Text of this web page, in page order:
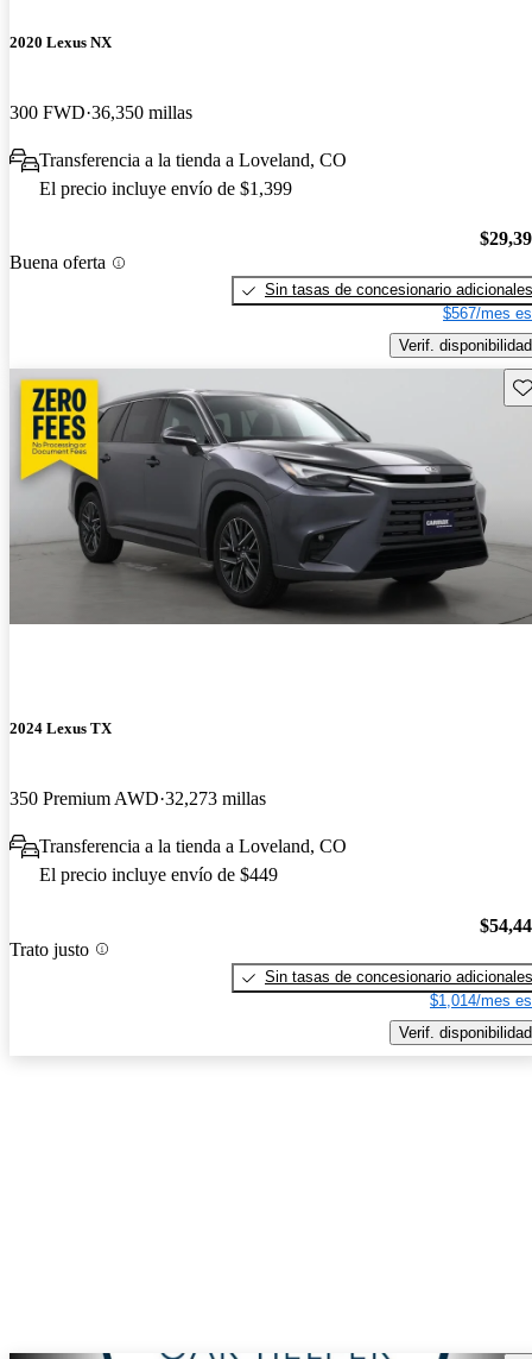
2020 Lexus NX
300 FWD 36,350 millas
Transferencia a la tienda a Loveland, CO
El precio incluye envío de $1,399
Buena oferta
Sin tasas de concesionario adicionales
$567/mes
Verif. disponibilidad
2024 Lexus TX
350 Premium AWD 32,273 millas
Transferencia a la tienda a Loveland, CO
El precio incluye envío de $449
Trato justo
Sin tasas de concesionario adicionales
$1,014/mes
Verif. disponibilidad